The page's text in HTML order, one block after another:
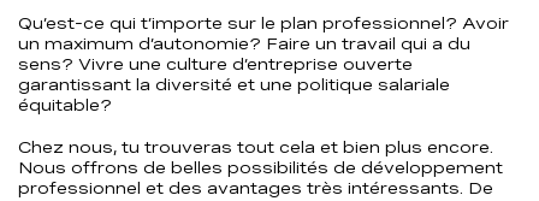
Qu’est-ce qui t’importe sur le plan professionnel? Avoir
un maximum d’autonomie? Faire un travail qui a du
sens? Vivre une culture d’entreprise ouverte
garantissant la diversité et une politique salariale
équitable?
Chez nous, tu trouveras tout cela et bien plus encore.
Nous offrons de belles possibilités de développement
professionnel et des avantages très intéressants. De